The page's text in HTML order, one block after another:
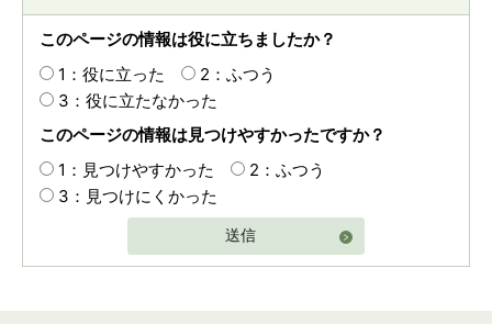
このページの情報は役に立ちましたか？
1：役に立った
2：ふつう
3：役に立たなかった
このページの情報は見つけやすかったですか？
1：見つけやすかった
2：ふつう
3：見つけにくかった
送信